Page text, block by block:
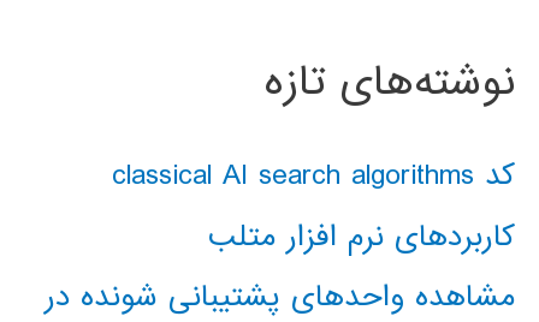
نوشته‌های تازه
کد classical AI search algorithms
کاربردهای نرم افزار متلب
مشاهده واحدهای پشتیبانی شونده در